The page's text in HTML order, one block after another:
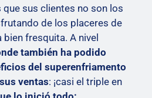
sus clientes no son los
de los placeres de
fresquita. A nivel
también ha podido
del superenfriamento
ventas: ¡casi el triple en